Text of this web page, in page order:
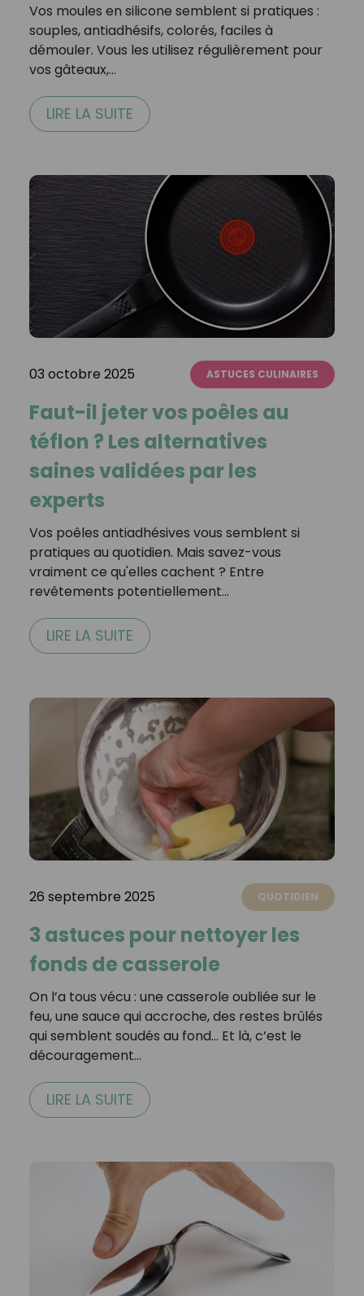
Vos moules en silicone semblent si pratiques :
souples, antiadhésifs, colorés, faciles à
démouler. Vous les utilisez régulièrement pour
vos gâteaux,…
LIRE LA SUITE
03 octobre 2025 ASTUCES CULINAIRES
Faut-il jeter vos poêles au
téflon ? Les alternatives
saines validées par les
experts
Vos poêles antiadhésives vous semblent si
pratiques au quotidien. Mais savez-vous
vraiment ce qu'elles cachent ? Entre
revêtements potentiellement…
LIRE LA SUITE
26 septembre 2025 QUOTIDIEN
3 astuces pour nettoyer les
fonds de casserole
On l’a tous vécu : une casserole oubliée sur le
feu, une sauce qui accroche, des restes brûlés
qui semblent soudés au fond… Et là, c’est le
découragement…
LIRE LA SUITE